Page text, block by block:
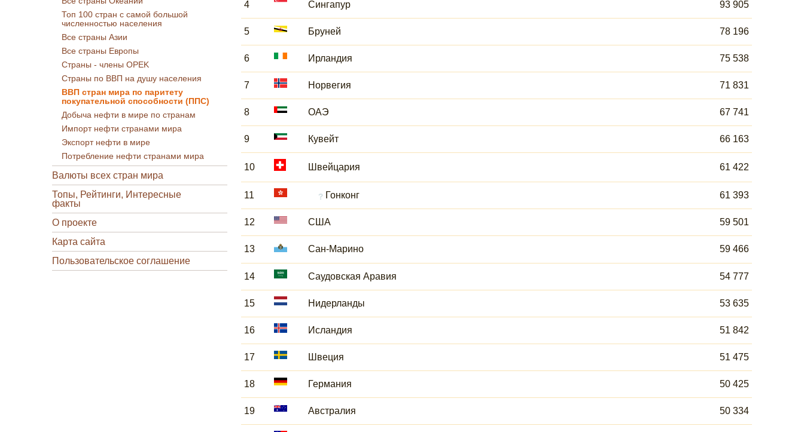
Топ 100 стран с самой большой
численностью населения
Все страны Азии
Все страны Европы
Страны - члены OPEK
Страны по ВВП на душу населения
ВВП стран мира по паритету
покупательной способности (ППС)
Добыча нефти в мире по странам
Импорт нефти странами мира
Экспорт нефти в мире
Потребление нефти странами мира
Валюты всех стран мира
Топы, Рейтинги, Интересные
факты
О проекте
Карта сайта
Пользовательское соглашение
4 Сингапур 93 905
5 Бруней 78 196
6 Ирландия 75 538
7 Норвегия 71 831
8 ОАЭ 67 741
9 Кувейт 66 163
10 Швейцария 61 422
11 Гонконг 61 393
12 США 59 501
13 Сан-Марино 59 466
14 Саудовская Аравия 54 777
15 Нидерланды 53 635
16 Исландия 51 842
17 Швеция 51 475
18 Германия 50 425
19 Австралия 50 334